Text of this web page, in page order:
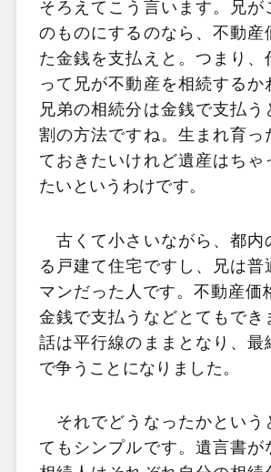
そろえてこう言います。兄が
のものにするのなら、不動産
た金銭を支払えと。つまり、
って兄が不動産を相続するか
兄弟の相続分は金銭で支払う
割の方法ですね。生まれ育っ
ておきたいけれど遺産はちゃ
たいというわけです。
古くて小さいながら、都内
る戸建て住宅ですし、兄は普
マンだった人です。不動産価
金銭で支払うなどとてもでき
話は平行線のままとなり、最
で争うことになりました。
それでどうなったかという
てもシンプルです。遺言書が